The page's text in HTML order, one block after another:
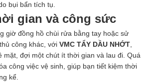
bụi bẩn tích tụ.
gian và công sức
giờ đồng hồ chùi rửa bằng tay hoặc sử
công khác, với VMC TẨY DẦU NHỚT
mặt, đợi một chút ít thời gian và lau đi. Quá
công việc vệ sinh, giúp bạn tiết kiệm thời
kể.